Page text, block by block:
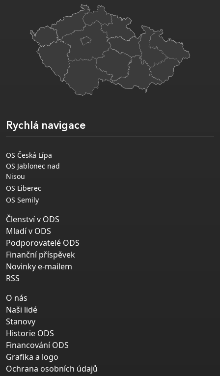
Rychlá navigace
OS Česká Lípa
OS Jablonec nad
Nisou
OS Liberec
OS Semily
Členství v ODS
Mladí v ODS
Podporovatelé ODS
Finanční příspěvek
Novinky e-mailem
RSS
O nás
Naši lidé
Stanovy
Historie ODS
Financování ODS
Grafika a logo
Ochrana osobních údajů